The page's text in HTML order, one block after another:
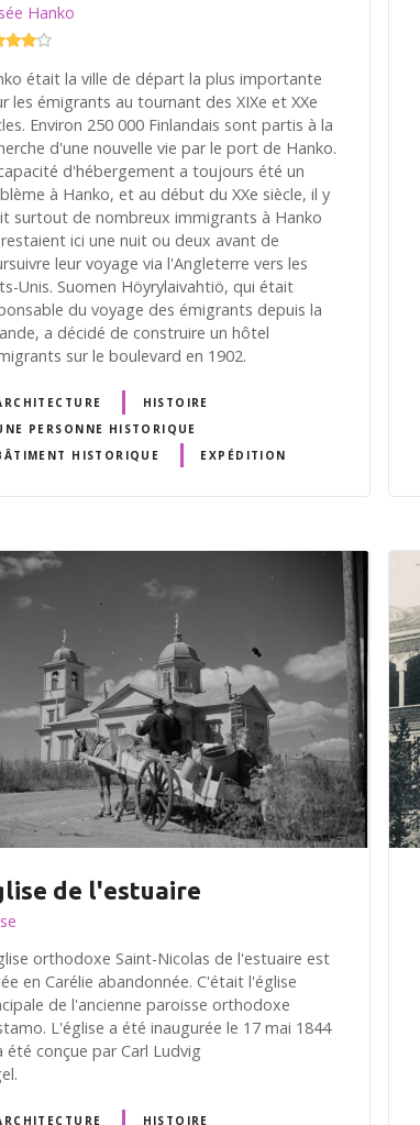
Hanko
était la ville de départ la plus importante
les émigrants au tournant des XIXe et XXe
Environ 250 000 Finlandais sont partis à la
d'une nouvelle vie par le port de Hanko.
d'hébergement a toujours été un
à Hanko, et au début du XXe siècle, il y
surtout de nombreux immigrants à Hanko
ici une nuit ou deux avant de
leur voyage via l'Angleterre vers les
Unis. Suomen Höyrylaivahtiö, qui était
du voyage des émigrants depuis la
a décidé de construire un hôtel
sur le boulevard en 1902.
HISTOIRE
PERSONNE HISTORIQUE
HISTORIQUE
EXPÉDITION
de l'estuaire
orthodoxe Saint-Nicolas de l'estuaire est
en Carélie abandonnée. C'était l'église
de l'ancienne paroisse orthodoxe
L'église a été inaugurée le 17 mai 1844
été conçue par Carl Ludvig
HISTOIRE